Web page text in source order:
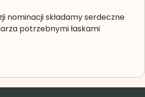
nominacji składamy serdeczne
potrzebnymi łaskami